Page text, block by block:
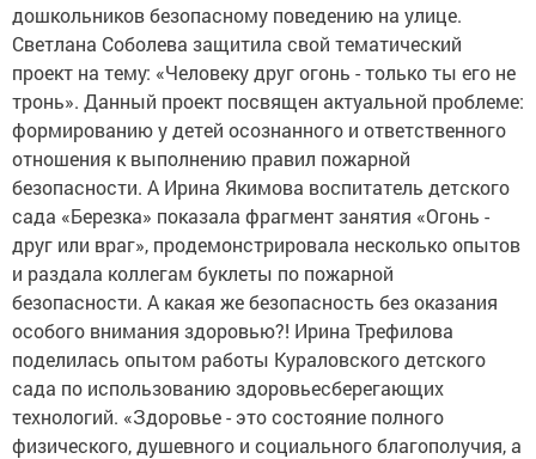
дошкольников безопасному поведению на улице.
Светлана Соболева защитила свой тематический
проект на тему: «Человеку друг огонь - только ты его не
тронь». Данный проект посвящен актуальной проблеме:
формированию у детей осознанного и ответственного
отношения к выполнению правил пожарной
безопасности. А Ирина Якимова воспитатель детского
сада «Березка» показала фрагмент занятия «Огонь -
друг или враг», продемонстрировала несколько опытов
и раздала коллегам буклеты по пожарной
безопасности. А какая же безопасность без оказания
особого внимания здоровью?! Ирина Трефилова
поделилась опытом работы Кураловского детского
сада по использованию здоровьесберегающих
технологий. «Здоровье - это состояние полного
физического, душевного и социального благополучия, а